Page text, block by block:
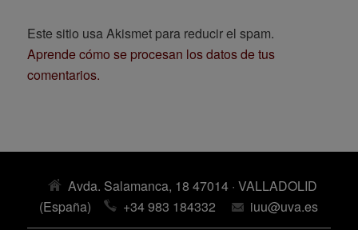
Este sitio usa Akismet para reducir el spam.
Aprende cómo se procesan los datos de tus
comentarios.
Avda. Salamanca, 18 47014 · VALLADOLID
(España)
+34 983 184332 iuu@uva.es